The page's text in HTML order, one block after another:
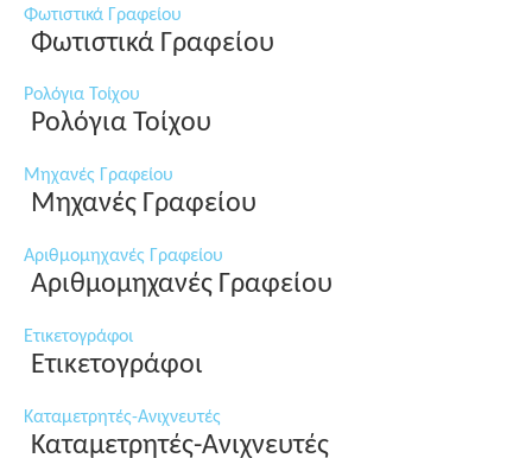
Φωτιστικά Γραφείου
Φωτιστικά Γραφείου
Ρολόγια Τοίχου
Ρολόγια Τοίχου
Μηχανές Γραφείου
Μηχανές Γραφείου
Αριθμομηχανές Γραφείου
Αριθμομηχανές Γραφείου
Ετικετογράφοι
Ετικετογράφοι
Καταμετρητές-Ανιχνευτές
Καταμετρητές-Ανιχνευτές